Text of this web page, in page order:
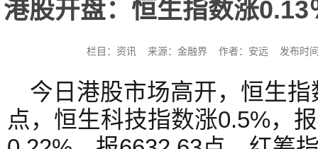
港股开盘：恒生指数涨
栏目：资讯 来源：金融界 作者：安远 发布时
今日港股市场高开，恒生
点，恒生科技指数涨0.5%，